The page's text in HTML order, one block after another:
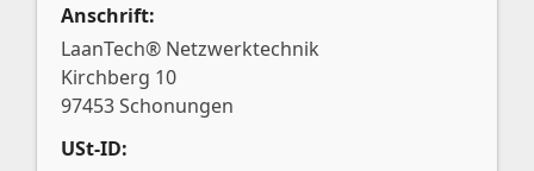
Anschrift:
LaanTech® Netzwerktechnik
Kirchberg 10
97453 Schonungen
USt-ID: